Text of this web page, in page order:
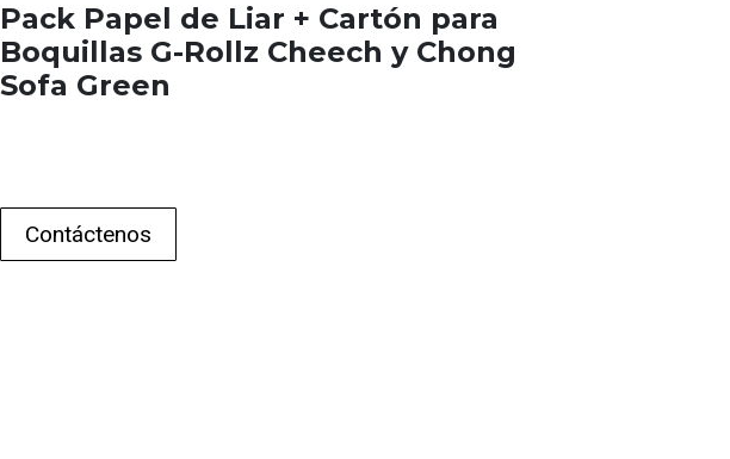
Pack Papel de Liar + Cartón para
Boquillas G-Rollz Cheech y Chong
Sofa Green
Contáctenos